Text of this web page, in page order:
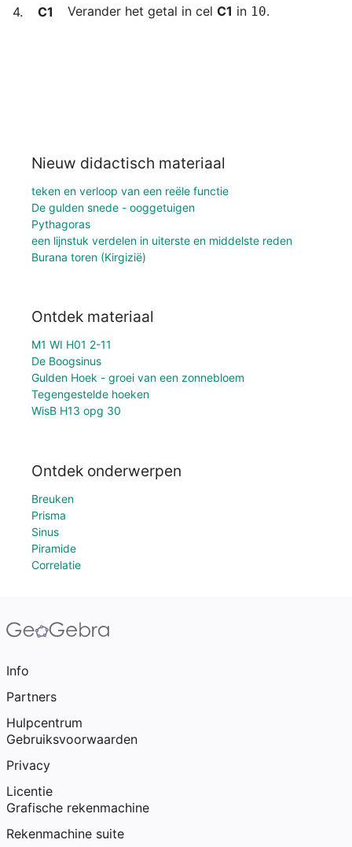
﻿4. C1 Verander het getal in cel C1 in 10.
Nieuw didactisch materiaal
teken en verloop van een reële functie
De gulden snede - ooggetuigen
Pythagoras
een lijnstuk verdelen in uiterste en middelste reden
Burana toren (Kirgizië)
Ontdek materiaal
M1 WI H01 2-11
De Boogsinus
Gulden Hoek - groei van een zonnebloem
Tegengestelde hoeken
WisB H13 opg 30
Ontdek onderwerpen
Breuken
Prisma
Sinus
Piramide
Correlatie
Info
Partners
Hulpcentrum
Gebruiksvoorwaarden
Privacy
Licentie
Grafische rekenmachine
Rekenmachine suite